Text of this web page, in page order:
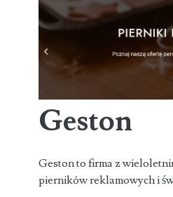
Geston
Geston to firma z
pierników reklamowych i